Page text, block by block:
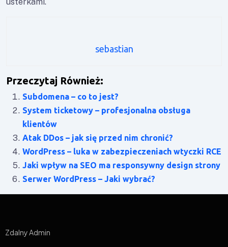
sebastian
Przeczytaj Również:
Subdomena – co to jest?
System ticketowy – profesjonalna obsługa
klientów
Atak DDos – jak się przed nim chronić?
WordPress – luka w zabezpieczeniach wtyczki RCE
Jaki wpływ na SEO ma responsywny design strony
Serwer WordPress – Jaki wybrać?
Zdalny Admin